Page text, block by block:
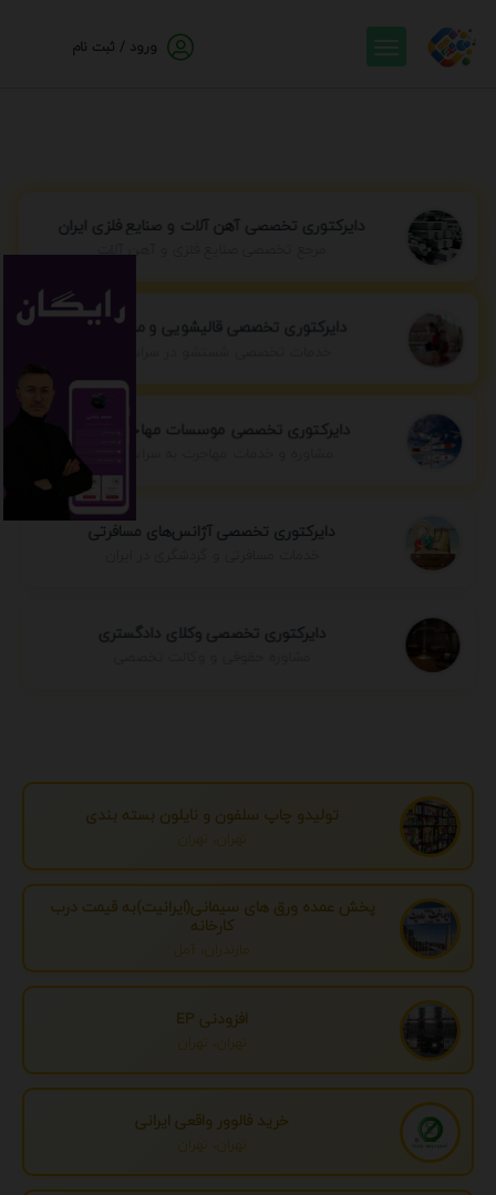
ورود / ثبت نام
دایرکتوری تخصصی آهن آلات و صنایع فلزی ایران
مرجع تخصصی صنایع فلزی و آهن آلات
دایرکتوری تخصصی قالیشویی و مبل شویی
دایرکتوری تخصصی موسسات مهاجرتی ایران
مشاوره و خدمات مهاجرت به سراسر جهان
دایرکتوری تخصصی آژانس‌های مسافرتی
دایرکتوری تخصصی وکلای دادگستری
تولیدو چاپ سلفون و نایلون بسته بندی
تهران، تهران
پخش عمده ورق های سیمانی(ایرانیت)به قیمت درب
کارخانه
مازندران، آمل
افزودنی EP
تهران، تهران
خرید فالوور واقعی ایرانی
تهران، تهران